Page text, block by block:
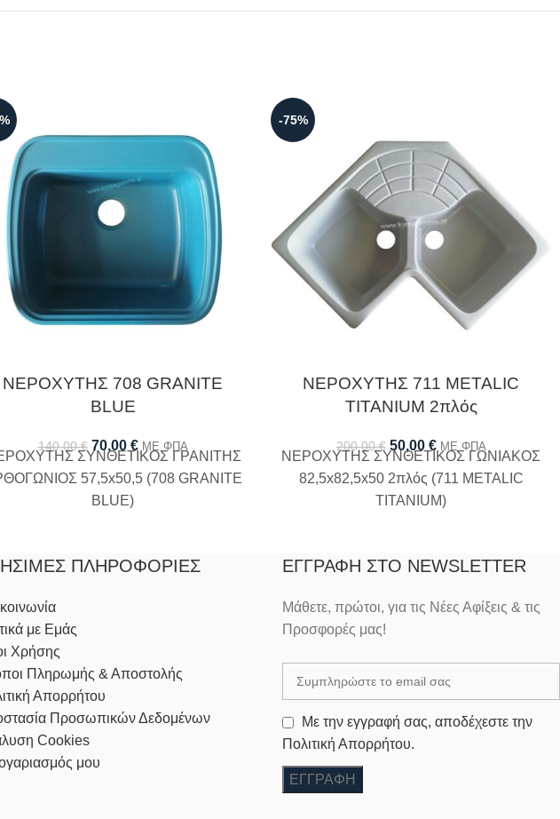
ΝΕΡΟΧΥΤΗΣ 708 GRANITE
BLUE
140,00€ 70,00 € ΜΕ ΦΠΑ
ΣΥΝΘΕΤΙΚΟΣ ΓΡΑΝΙΤΗΣ
57,5x50,5 (708 GRANITE
BLUE)
-75%
ΝΕΡΟΧΥΤΗΣ 711 METALIC
TITANIUM 2πλός
200,00€ 50,00 € ΜΕ ΦΠΑ
ΝΕΡΟΧΥΤΗΣ ΣΥΝΘΕΤΙΚΟΣ ΓΩΝΙΑΚΟΣ
82,5x82,5x50 2πλός (711 METALIC
TITANIUM)
ΠΛΗΡΟΦΟΡΊΕΣ
με Εμάς
Χρήσης
Πληρωμής & Αποστολής
Απορρήτου
Προσωπικών Δεδομένων
Cookies
μου
ΕΓΓΡΑΦΉ ΣΤΟ NEWSLETTER
Μάθετε, πρώτοι, για τις Νέες Αφίξεις & τις
Προσφορές μας!
Με την εγγραφή σας, αποδέχεστε την
Πολιτική Απορρήτου.